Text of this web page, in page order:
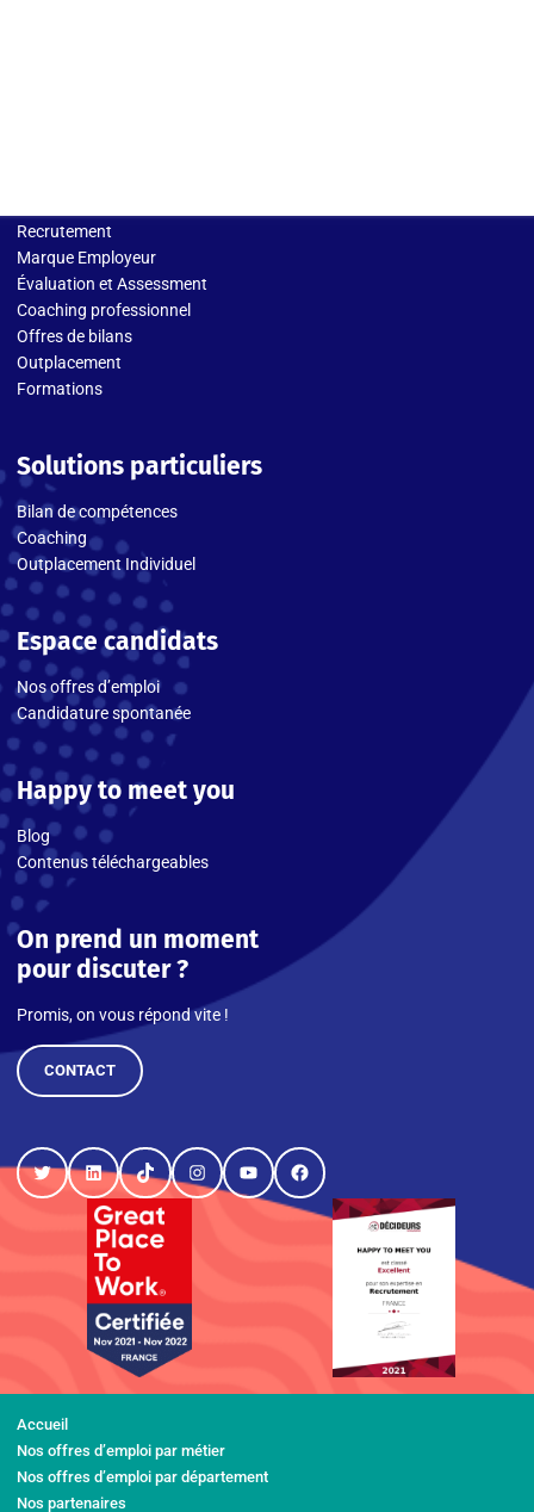
Recrutement
Marque Employeur
Évaluation et Assessment
Coaching professionnel
Offres de bilans
Outplacement
Formations
Solutions particuliers
Bilan de compétences
Coaching
Outplacement Individuel
Espace candidats
Nos offres d’emploi
Candidature spontanée
Happy to meet you
Blog
Contenus téléchargeables
On prend un moment
pour discuter ?
Promis, on vous répond vite !
CONTACT
TwitterLinkedInTikTokInstagram
YouTubeFacebook
Accueil
Nos offres d’emploi par métier
Nos offres d’emploi par département
Nos partenaires